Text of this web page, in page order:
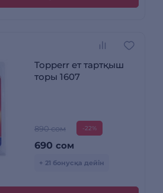
Topperr ет тартқыш
торы 1607
890 сом -22%
690 сом
+ 21 бонусқа дейін